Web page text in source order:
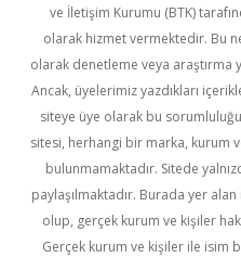
ve İletişim Kurumu (BTK)
olarak hizmet vermektedir. Bu
olarak denetleme veya araştırma
Ancak, üyelerimiz yazdıkları
siteye üye olarak bu
sitesi, herhangi bir marka, kurum
bulunmamaktadır. Sitede
paylaşılmaktadır. Burada yer
olup, gerçek kurum ve kişiler
Gerçek kurum ve kişiler ile isim